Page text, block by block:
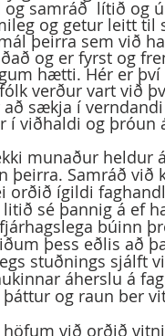
samráð  lítið og
og getur leitt til
þeirra sem við
og er fyrst og
hætti. Hér er
verður vart við
sækja í
í viðhaldi og þróun
Samráð við
orðið ígildi
sé þannig á ef
búinn
þess eðlis að
stuðnings sjálft
áherslu á
og raun ber